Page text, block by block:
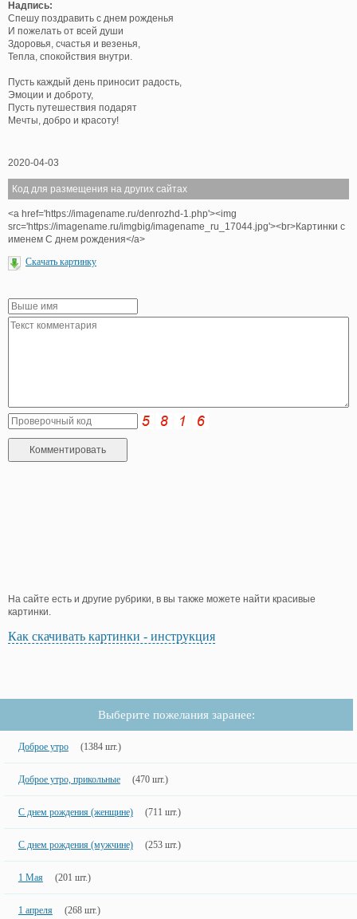
Надпись:
Спешу поздравить с днем рожденья
И пожелать от всей души
Здоровья, счастья и везенья,
Тепла, спокойствия внутри.
Пусть каждый день приносит радость,
Эмоции и доброту,
Пусть путешествия подарят
Мечты, добро и красоту!
2020-04-03
Код для размещения на других сайтах
<a href='https://imagename.ru/denrozhd-1.php'><img
src='https://imagename.ru/imgbig/imagename_ru_17044.jpg'><br>Картинки с
именем С днем рождения</a>
Скачать картинку
На сайте есть и другие рубрики, в вы также можете найти красивые
картинки.
Как скачивать картинки - инструкция
Выберите пожелания заранее:
Доброе утро (1384 шт.)
Доброе утро, прикольные (470 шт.)
С днем рождения (женщине) (711 шт.)
С днем рождения (мужчине) (253 шт.)
1 Мая (201 шт.)
1 апреля (268 шт.)